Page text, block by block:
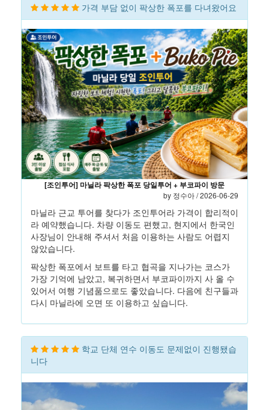
가격 부담 없이 팍상한 폭포를 다녀왔어요
[조인투어] 마닐라 팍상한 폭포 당일투어 + 부코파이 방문
by 정수아 / 2026-06-29
마닐라 근교 투어를 찾다가 조인투어라 가격이 합리적이
라 예약했습니다. 차량 이동도 편했고, 현지에서 한국인
사장님이 안내해 주셔서 처음 이용하는 사람도 어렵지
않았습니다.
팍상한 폭포에서 보트를 타고 협곡을 지나가는 코스가
가장 기억에 남았고, 복귀하면서 부코파이까지 사 올 수
있어서 여행 기념품으로도 좋았습니다. 다음에 친구들과
다시 마닐라에 오면 또 이용하고 싶습니다.
학교 단체 연수 이동도 문제없이 진행됐습
니다